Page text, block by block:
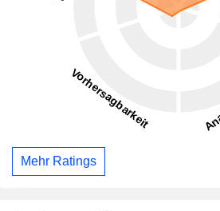
Mehr Ratings